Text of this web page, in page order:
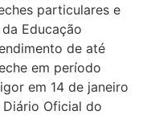
particulares e
Educação
de até
em período
em 14 de janeiro
Oficial do